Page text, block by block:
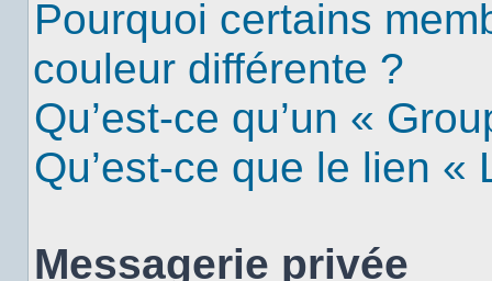
Pourquoi certains
couleur différente ?
Qu’est-ce qu’un «
Qu’est-ce que le lien «
Messagerie privée